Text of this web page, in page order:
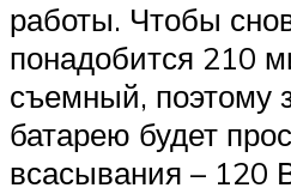
работы. Чтобы
понадобится 210
съемный, поэтому
батарею будет
всасывания – 120